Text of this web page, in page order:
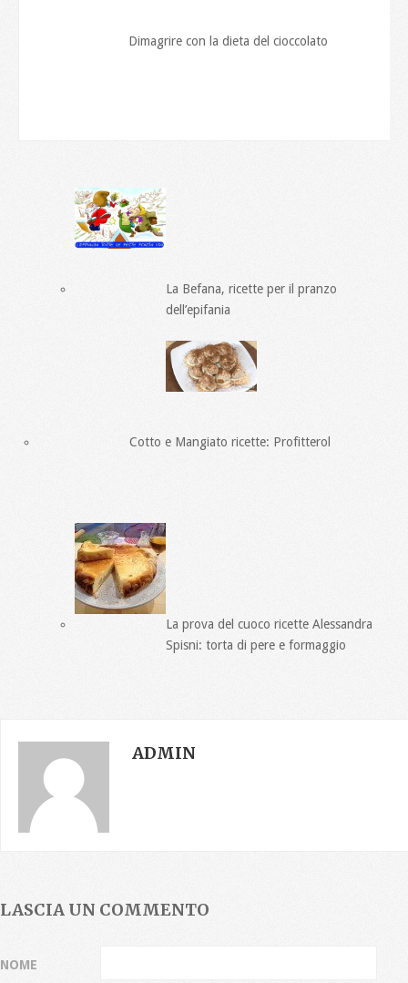
Dimagrire con la dieta del cioccolato
La Befana, ricette per il pranzo
dell’epifania
Cotto e Mangiato ricette: Profitterol
La prova del cuoco ricette Alessandra
Spisni: torta di pere e formaggio
ADMIN
LASCIA UN COMMENTO
NOME